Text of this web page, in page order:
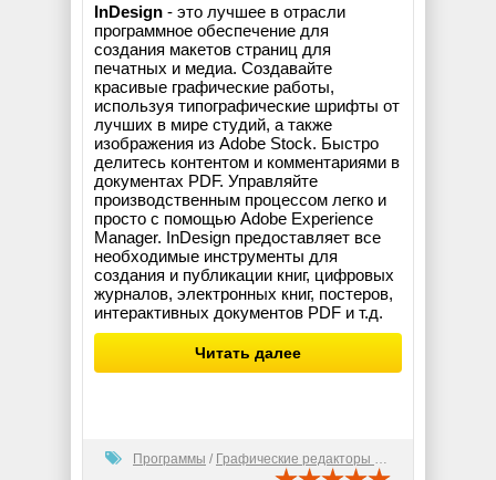
InDesign - это лучшее в отрасли
программное обеспечение для
создания макетов страниц для
печатных и медиа. Создавайте
красивые графические работы,
используя типографические шрифты от
лучших в мире студий, а также
изображения из Adobe Stock. Быстро
делитесь контентом и комментариями в
документах PDF. Управляйте
производственным процессом легко и
просто с помощью Adobe Experience
Manager. InDesign предоставляет все
необходимые инструменты для
создания и публикации книг, цифровых
журналов, электронных книг, постеров,
интерактивных документов PDF и т.д.
Читать далее
Программы / Графические редакторы (2D)